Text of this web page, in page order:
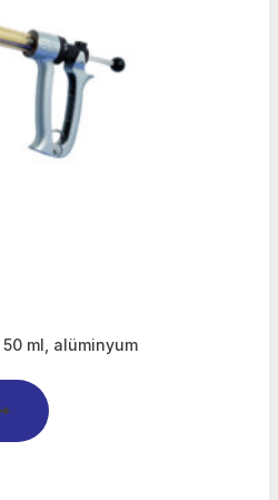
50 ml, alüminyum